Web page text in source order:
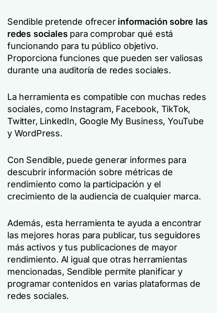
Sendible pretende ofrecer información sobre las
redes sociales para comprobar qué está
funcionando para tu público objetivo.
Proporciona funciones que pueden ser valiosas
durante una auditoría de redes sociales.
La herramienta es compatible con muchas redes
sociales, como Instagram, Facebook, TikTok,
Twitter, LinkedIn, Google My Business, YouTube
y WordPress.
Con Sendible, puede generar informes para
descubrir información sobre métricas de
rendimiento como la participación y el
crecimiento de la audiencia de cualquier marca.
Además, esta herramienta te ayuda a encontrar
las mejores horas para publicar, tus seguidores
más activos y tus publicaciones de mayor
rendimiento. Al igual que otras herramientas
mencionadas, Sendible permite planificar y
programar contenidos en varias plataformas de
redes sociales.